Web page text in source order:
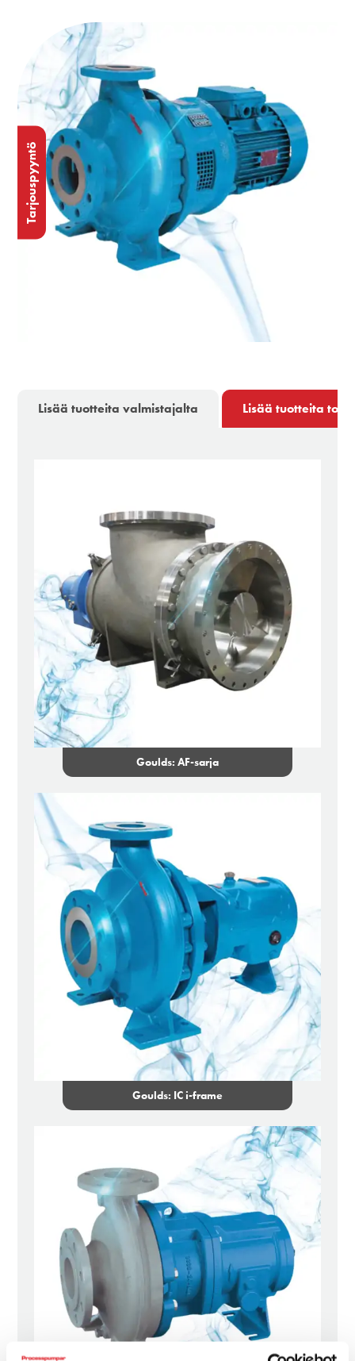
Tarjouspyyntö
Lisää tuotteita valmistajalta Lisää tuotteita
Goulds: AF-sarja
Goulds: IC i-frame